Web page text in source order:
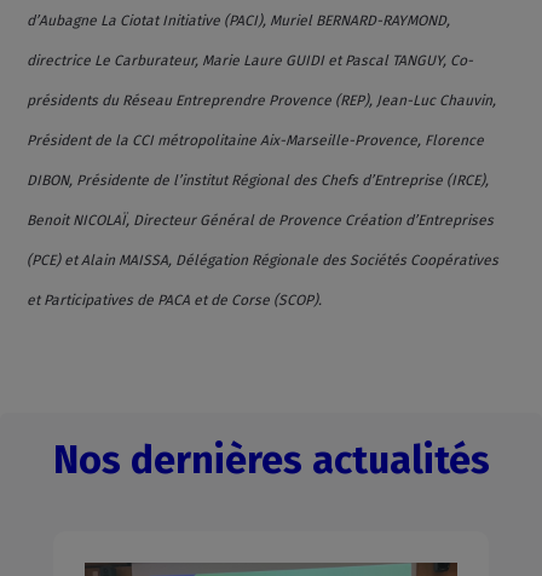
d’Aubagne La Ciotat Initiative (PACI), Muriel BERNARD-RAYMOND,
directrice Le Carburateur, Marie Laure GUIDI et Pascal TANGUY, Co-
présidents du Réseau Entreprendre Provence (REP), Jean-Luc Chauvin,
Président de la CCI métropolitaine Aix-Marseille-Provence, Florence
DIBON, Présidente de l’institut Régional des Chefs d’Entreprise (IRCE),
Benoit NICOLAÏ, Directeur Général de Provence Création d’Entreprises
(PCE) et Alain MAISSA, Délégation Régionale des Sociétés Coopératives
et Participatives de PACA et de Corse (SCOP).
Nos dernières actualités